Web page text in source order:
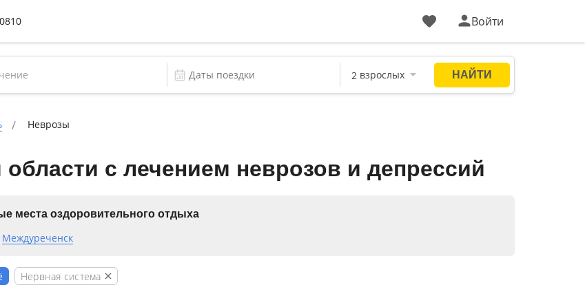
Войти
Неврозы
с лечением неврозов и депрессий
места оздоровительного отдыха
Междуреченск
Нервная система